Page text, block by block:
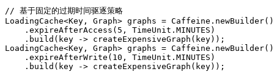
// 基于固定的过期时间驱逐策略
LoadingCache<Key, Graph> graphs = Caffeine.newBuilder()
    .expireAfterAccess(5, TimeUnit.MINUTES)
    .build(key -> createExpensiveGraph(key));
LoadingCache<Key, Graph> graphs = Caffeine.newBuilder()
    .expireAfterWrite(10, TimeUnit.MINUTES)
    .build(key -> createExpensiveGraph(key));